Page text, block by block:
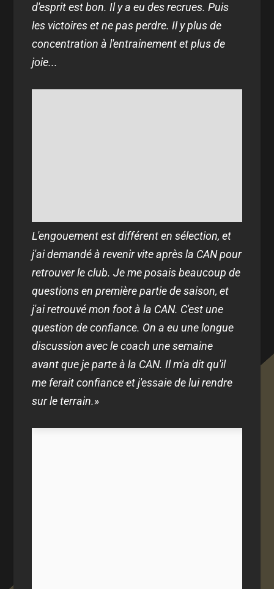
d'esprit est bon. Il y a eu des recrues. Puis
les victoires et ne pas perdre. Il y plus de
concentration à l'entrainement et plus de
joie...
L'engouement est différent en sélection, et
j'ai demandé à revenir vite après la CAN pour
retrouver le club. Je me posais beaucoup de
questions en première partie de saison, et
j'ai retrouvé mon foot à la CAN. C'est une
question de confiance. On a eu une longue
discussion avec le coach une semaine
avant que je parte à la CAN. Il m'a dit qu'il
me ferait confiance et j'essaie de lui rendre
sur le terrain.»